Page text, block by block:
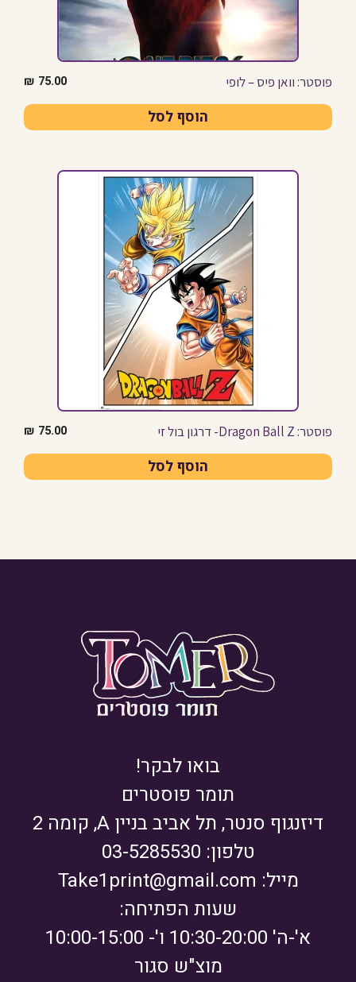
פוסטר: וואן פיס – לופי 75.00
₪
הוסף לסל
פוסטר: Dragon Ball Z- דרגון בול זי 75.00
₪
הוסף לסל
בואו לבקר!
תומר פוסטרים
דיזנגוף סנטר, תל אביב בניין A, קומה 2
טלפון: 03-5285530
מייל: Take1print@gmail.com
שעות הפתיחה:
א'-ה' 10:30-20:00 ו'- 10:00-15:00
מוצ"ש סגור